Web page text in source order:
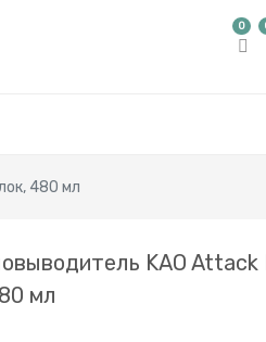
0
480 мл
KAO Attack
мл